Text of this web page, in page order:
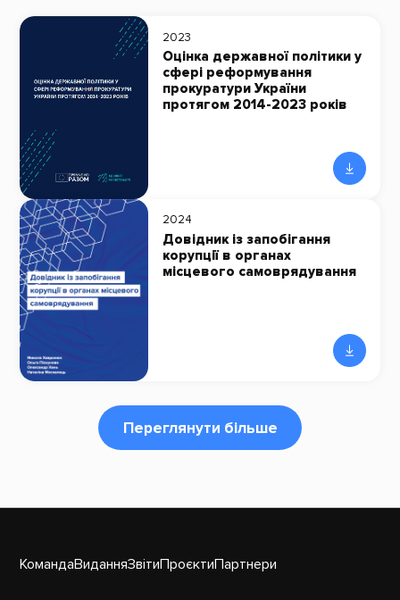
2023
Оцінка державної політики у
сфері реформування
прокуратури України
протягом 2014-2023 років
2024
Довідник із запобігання
корупції в органах
місцевого самоврядування
Переглянути більше
КомандаВиданняЗвітиПроєктиПартнери